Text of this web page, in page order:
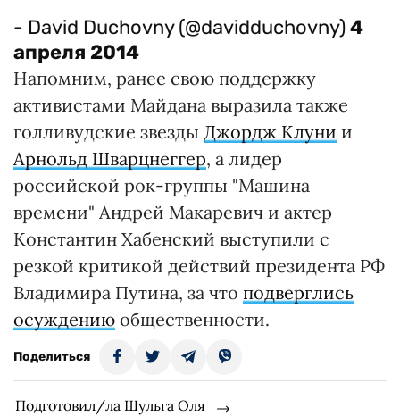
- David Duchovny (@davidduchovny)4
апреля 2014
Напомним, ранее свою поддержку
активистами Майдана выразила также
голливудские звезды Джордж Клуни и
Арнольд Шварцнеггер, а лидер
российской рок-группы "Машина
времени" Андрей Макаревич и актер
Константин Хабенский выступили с
резкой критикой действий президента РФ
Владимира Путина, за что подверглись
осуждению общественности.
Поделиться
Подготовил/ла Шульга Оля